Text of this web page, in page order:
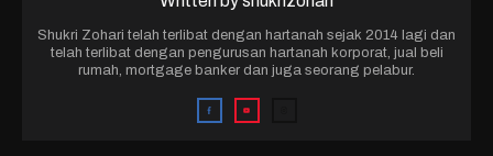
Shukri Zohari telah terlibat dengan hartanah sejak 2014 lagi dan
telah terlibat dengan pengurusan hartanah korporat, jual beli
rumah, mortgage banker dan juga seorang pelabur.